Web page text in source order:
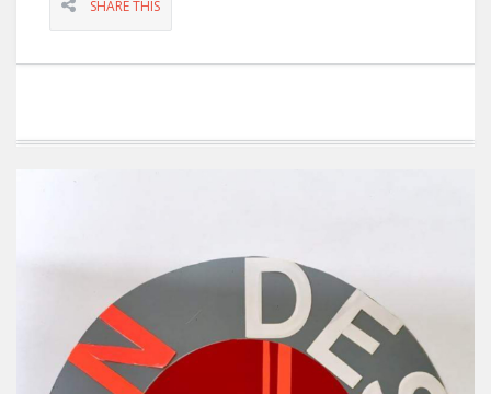
SHARE THIS